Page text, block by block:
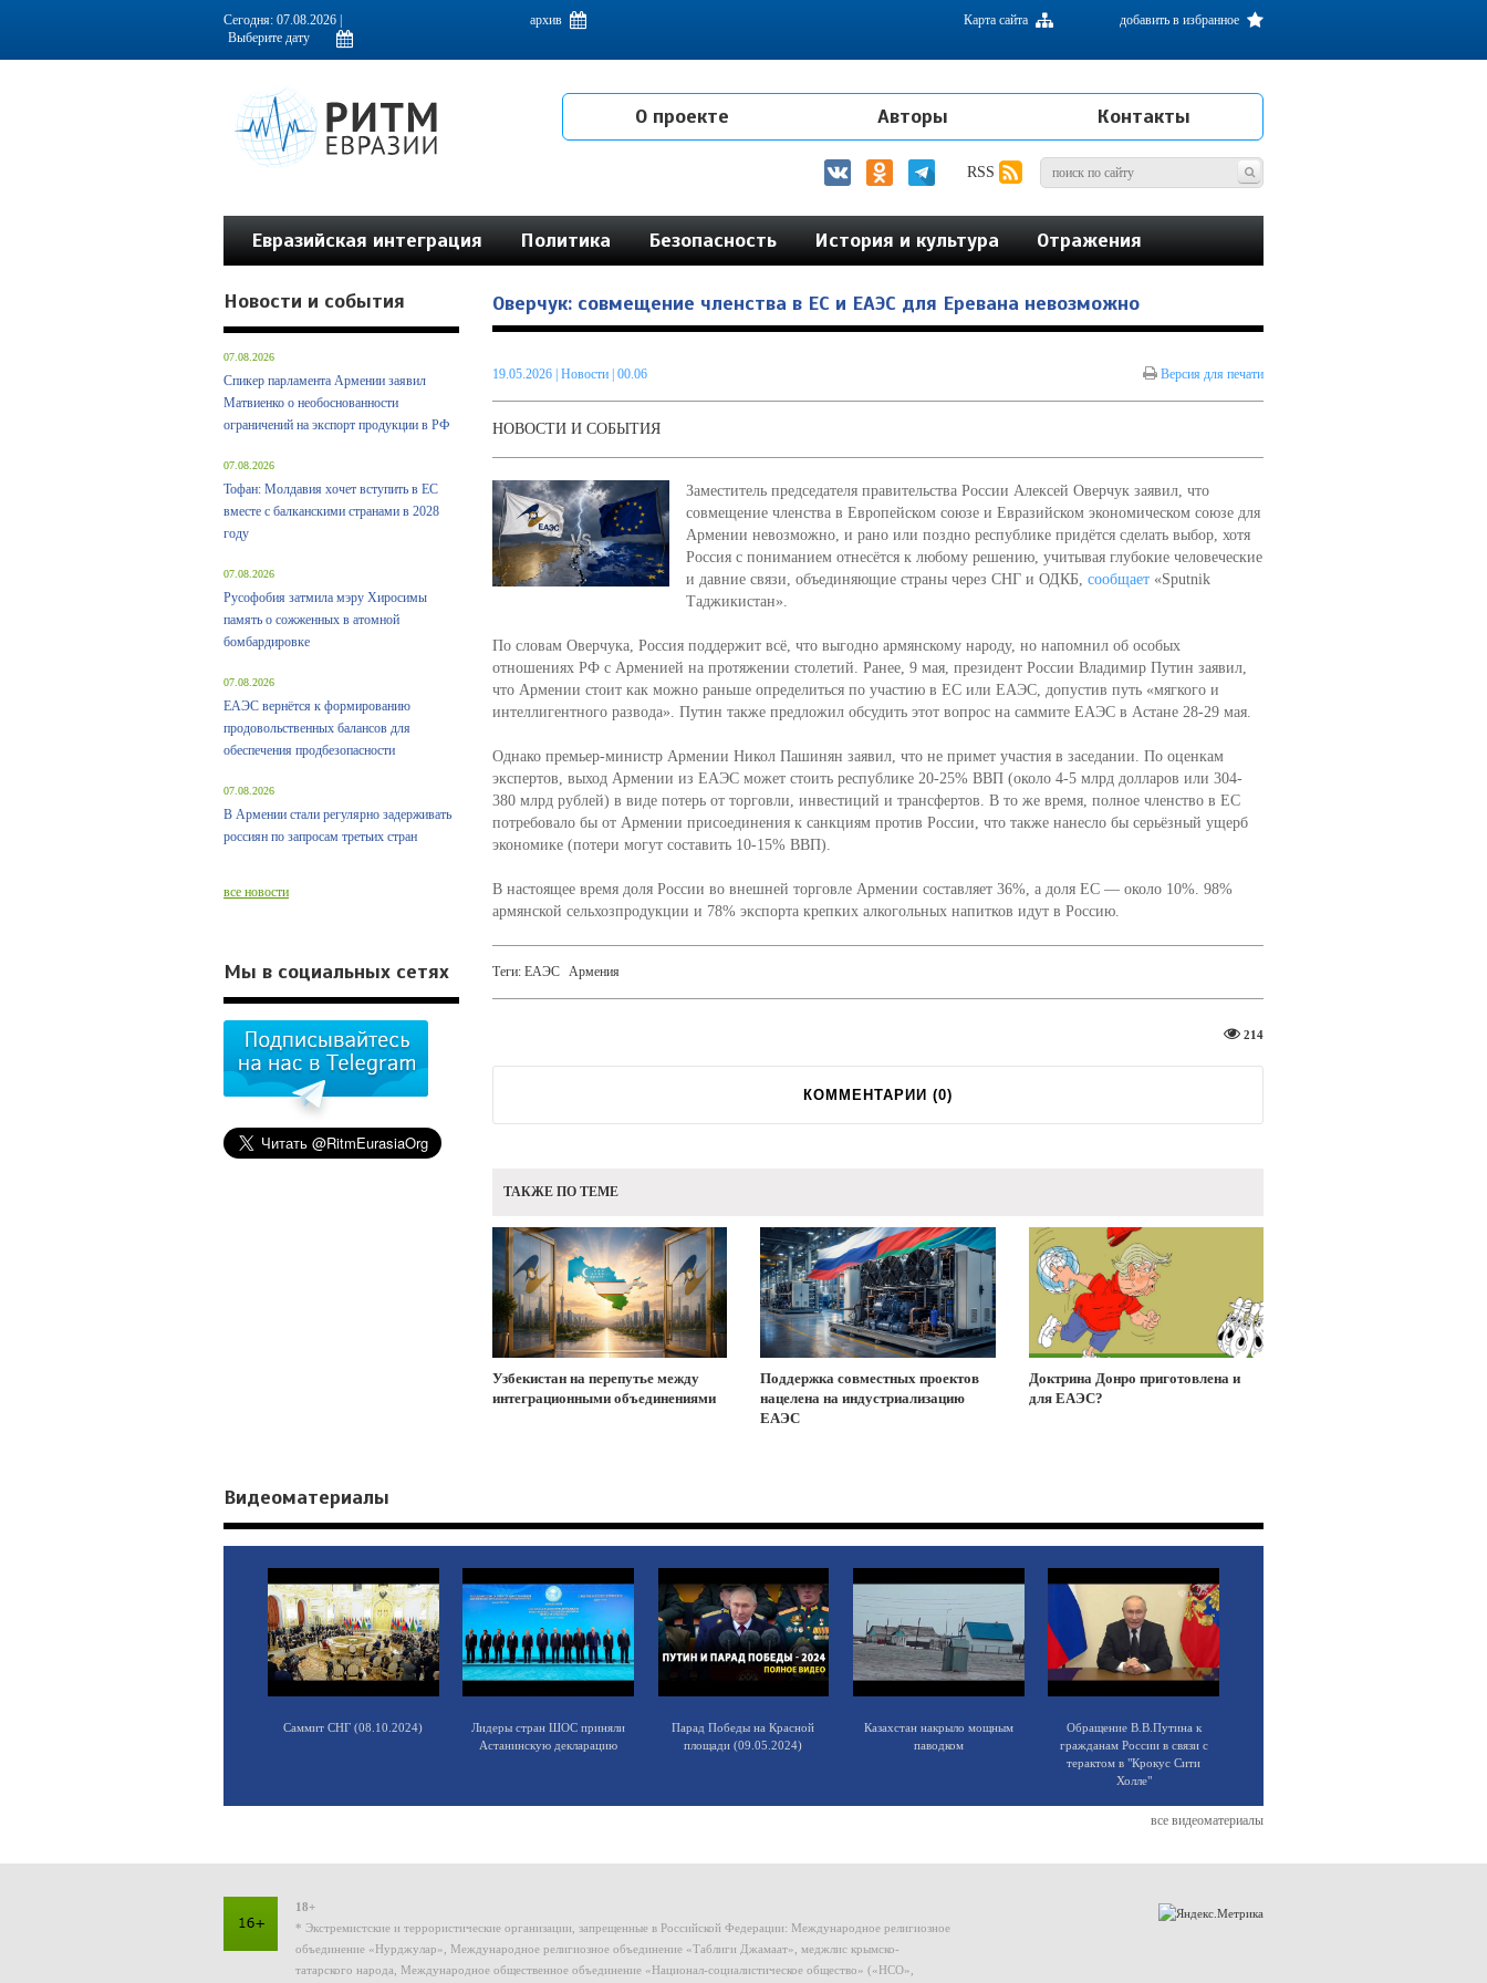
Информационно-аналитическое издание, посвященное актуальным проблемам интеграции на постсоветском пространстве
Сегодня: 07.08.2026 | архив добавить в избранное
Карта сайта
О проекте Авторы Контакты
RSS
Евразийская интеграция Политика Безопасность История и культура Отражения
Оверчук: совмещение членства в ЕС и ЕАЭС для Еревана невозможно
19.05.2026| Новости | 00.06 Версия для печати
НОВОСТИ И СОБЫТИЯ
Заместитель председателя правительства России Алексей Оверчук заявил, что
совмещение членства в Европейском союзе и Евразийском экономическом союзе для
Армении невозможно, и рано или поздно республике придётся сделать выбор, хотя
Россия с пониманием отнесётся к любому решению, учитывая глубокие человеческие
и давние связи, объединяющие страны через СНГ и ОДКБ, сообщает«Sputnik
Таджикистан».
По словам Оверчука, Россия поддержит всё, что выгодно армянскому народу, но напомнил об особых
отношениях РФ с Арменией на протяжении столетий. Ранее, 9 мая, президент России Владимир Путин заявил,
что Армении стоит как можно раньше определиться по участию в ЕС или ЕАЭС, допустив путь «мягкого и
интеллигентного развода». Путин также предложил обсудить этот вопрос на саммите ЕАЭС в Астане 28-29 мая.
Однако премьер-министр Армении Никол Пашинян заявил, что не примет участия в заседании. По оценкам
экспертов, выход Армении из ЕАЭС может стоить республике 20-25% ВВП (около 4-5 млрд долларов или 304-
380 млрд рублей) в виде потерь от торговли, инвестиций и трансфертов. В то же время, полное членство в ЕС
потребовало бы от Армении присоединения к санкциям против России, что также нанесло бы серьёзный ущерб
экономике (потери могут составить 10-15% ВВП).
В настоящее время доля России во внешней торговле Армении составляет 36%, а доля ЕС — около 10%. 98%
армянской сельхозпродукции и 78% экспорта крепких алкогольных напитков идут в Россию.
Теги: ЕАЭС Армения
214
КОММЕНТАРИИ (0)
ТАКЖЕ ПО ТЕМЕ
Узбекистан на перепутье между
интеграционными объединениями
Поддержка совместных проектов
нацелена на индустриализацию
ЕАЭС
Доктрина Донро приготовлена и
для ЕАЭС?
Новости и события
07.08.2026
Спикер парламента Армении заявил
Матвиенко о необоснованности
ограничений на экспорт продукции в РФ
07.08.2026
Тофан: Молдавия хочет вступить в ЕС
вместе с балканскими странами в 2028
году
07.08.2026
Русофобия затмила мэру Хиросимы
память о сожженных в атомной
бомбардировке
07.08.2026
ЕАЭС вернётся к формированию
продовольственных балансов для
обеспечения продбезопасности
07.08.2026
В Армении стали регулярно задерживать
россиян по запросам третьих стран
все новости
Мы в социальных сетях
Видеоматериалы
Саммит СНГ (08.10.2024)
Лидеры стран ШОС приняли
Астанинскую декларацию
Парад Победы на Красной
площади (09.05.2024)
Казахстан накрыло мощным
паводком
Обращение В.В.Путина к
гражданам России в связи с
терактом в "Крокус Сити
Холле"
все видеоматериалы
18+
* Экстремистские и террористические организации, запрещенные в Российской Федерации: Международное религиозное
объединение «Нурджулар», Международное религиозное объединение «Таблиги Джамаат», меджлис крымско-
татарского народа, Международное общественное объединение «Национал-социалистическое общество» («НСО»,